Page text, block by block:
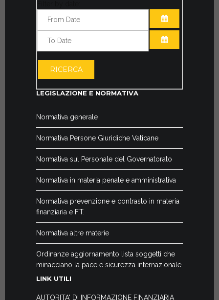
APRI IL
RICERCA
LEGISLAZIONE E NORMATIVA
Normativa generale
Normativa Persone Giuridiche Vaticane
Normativa sul Personale del Governatorato
Normativa in materia penale e amministrativa
Normativa prevenzione e contrasto in materia
finanziaria e F.T.
Normativa altre materie
Ordinanze aggiornamento lista soggetti che
minacciano la pace e sicurezza internazionale
LINK UTILI
AUTORITA' DI INFORMAZIONE FINANZIARIA